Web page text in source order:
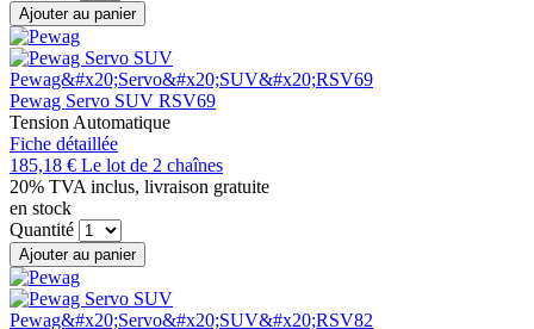
Ajouter au panier
Pewag Servo SUV RSV69
Tension Automatique
Fiche détaillée
185,18 € Le lot de 2 chaînes
20% TVA inclus, livraison gratuite
en stock
Quantité
Ajouter au panier